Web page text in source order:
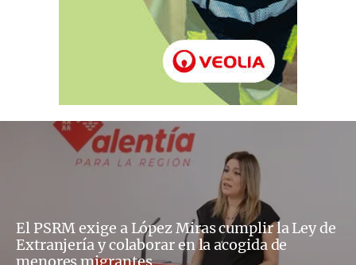
El PSRM exige a López Miras cumplir la Ley de
Extranjería y colaborar en la acogida de
menores migrantes